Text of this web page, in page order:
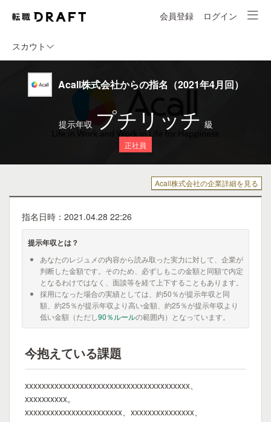
会員登録 ログイン
スカウト
Acall株式会社からの指名（2021年4月回）
提示年収 プチリッチ 級
正社員
Acall株式会社の企業詳細を見る
指名日時：2021.04.28 22:26
提示年収とは？
あなたのレジュメの内容から読み取った実力に対して、企業が
判断した金額です。そのため、必ずしもこの金額と同額で内定
となるわけではなく、面談等を経て上下することもあります。
採用になった場合の実績としては、約50％が提示年収と同
額、約25％が提示年収より高い金額、約25％が提示年収より
低い金額（ただし90％ルールの範囲内）となっています。
今抱えている課題
xxxxxxxxxxxxxxxxxxxxxxxxxxxxxxxxxxxxxxx、
xxxxxxxxxx。
xxxxxxxxxxxxxxxxxxxxxxx、xxxxxxxxxxxxxxx、